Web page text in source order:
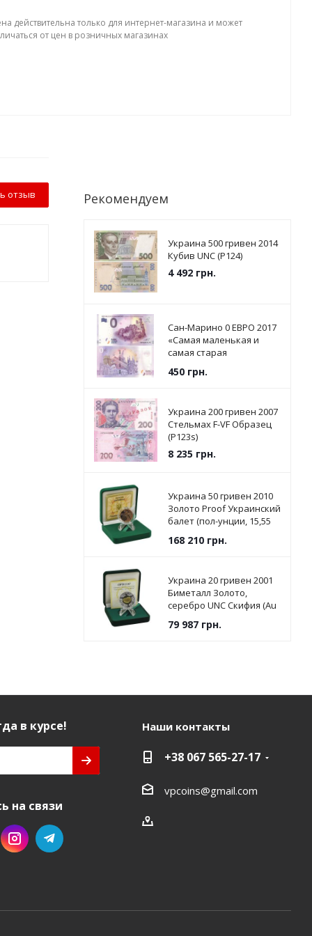
действительна только для интернет-магазина и может
от цен в розничных магазинах
отзыв Рекомендуем
Украина 500 гривен 2014
Кубив UNC (P124)
4 492грн.
Сан-Марино 0 ЕВРО 2017
«Самая маленькая и
самая старая
450грн.
Украина 200 гривен 2007
Стельмах F-VF Образец
(P123s)
8 235 грн.
Украина 50 гривен 2010
Золото Proof Украинский
балет (пол-унции, 15,55
168 210грн.
Украина 20 гривен 2001
Биметалл Золото,
серебро UNC Скифия (Au
7.8 грамм)
79 987грн.
в курсе!
на связи
Наши контакты
+38 067 565-27-17
vpcoins@gmail.com